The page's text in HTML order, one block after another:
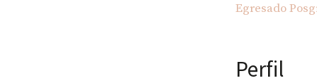
Egresado
Perfil